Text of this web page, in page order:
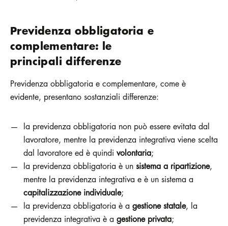
Previdenza obbligatoria e
complementare: le
principali differenze
Previdenza obbligatoria e complementare, come è
evidente, presentano sostanziali differenze:
la previdenza obbligatoria non può essere evitata dal
lavoratore, mentre la previdenza integrativa viene scelta
dal lavoratore ed è quindi volontaria;
la previdenza obbligatoria è un sistema a ripartizione,
mentre la previdenza integrativa e è un sistema a
capitalizzazione individuale;
la previdenza obbligatoria è a gestione statale, la
previdenza integrativa è a gestione privata;